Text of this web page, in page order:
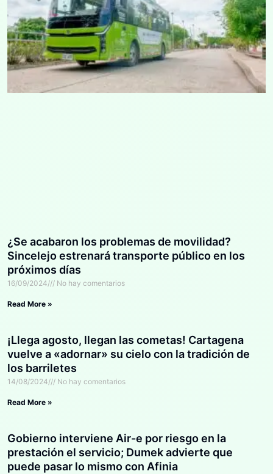
¿Se acabaron los problemas de movilidad?
Sincelejo estrenará transporte público en los
próximos días
16/09/2024 No hay comentarios
Read More »
¡Llega agosto, llegan las cometas! Cartagena
vuelve a «adornar» su cielo con la tradición de
los barriletes
14/08/2024 No hay comentarios
Read More »
Gobierno interviene Air-e por riesgo en la
prestación el servicio; Dumek advierte que
puede pasar lo mismo con Afinia